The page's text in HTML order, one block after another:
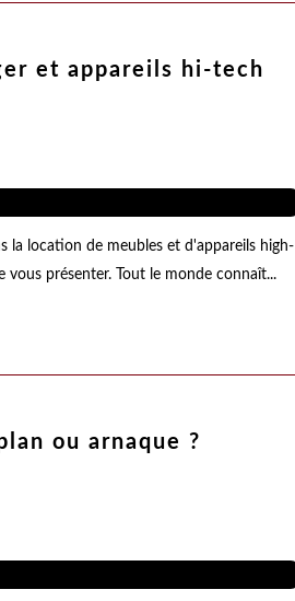
et appareils hi-tech
la location de meubles et d'appareils high-
vous présenter. Tout le monde connaît...
ou arnaque ?